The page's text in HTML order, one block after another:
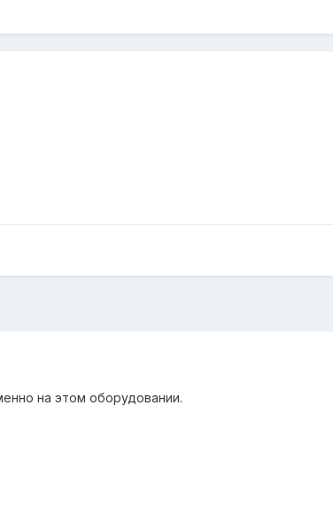
на этом оборудовании.